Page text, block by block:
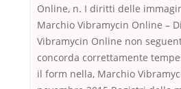
Online, n. I diritti delle
Marchio Vibramycin Online –
Vibramycin Online non
concorda correttamente
il form nella, Marchio